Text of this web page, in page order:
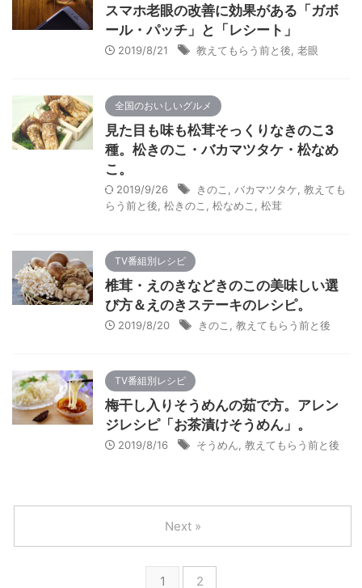
スマホ老眼の改善に効果がある「ガボ
ール・パッチ」と「レシート」
2019/8/21 教えてもらう前と後 老眼
全国のおいしいグルメ
見た目も味も松茸そっくりなきのこ3
種。松きのこ・バカマツタケ・松なめ
こ。
2019/9/26 きのこ バカマツタケ 教えても
らう前と後 松きのこ 松なめこ 松茸
TV番組別レシピ
椎茸・えのきなどきのこの美味しい選
び方＆えのきステーキのレシピ。
2019/8/20 きのこ 教えてもらう前と後
TV番組別レシピ
梅干し入りそうめんの茹で方。アレン
ジレシピ「お茶漬けそうめん」。
2019/8/16 そうめん 教えてもらう前と後
1 2
Next »